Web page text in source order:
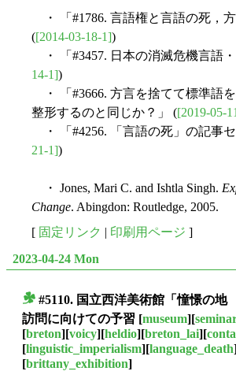
・ 「#1786. 言語権と言語の死，方
([2014-03-18-1])
・ 「#3457. 日本の消滅危機言語
14-1])
・ 「#3666. 方言を捨てて標準語
整形するのと同じか？」 ([2019-05-
・ 「#4256. 「言語の死」の記事
21-1])
・ Jones, Mari C. and Ishtla Singh.
Change. Abingdon: Routledge, 2005.
[ 固定リンク | 印刷用ページ ]
2023-04-24 Mon
#5110. 国立西洋美術館「憧憬の地
訪問に向けての予習 [museum][
[breton][voicy][heldio][breton_lai][
[linguistic_imperialism][language_death
[brittany_exhibition]